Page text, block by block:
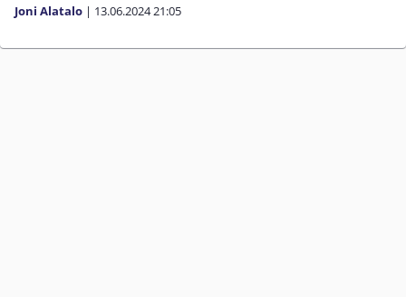
Joni Alatalo | 13.06.202421:05